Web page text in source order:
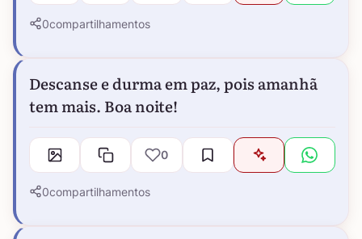
0compartilhamentos
Descanse e durma em paz, pois amanhã
tem mais. Boa noite!
0
0compartilhamentos